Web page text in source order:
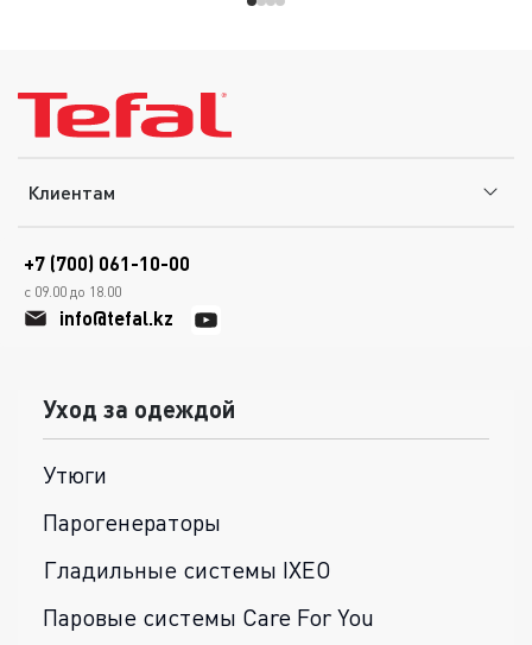
Клиентам
+7 (700) 061-10-00
с 09.00 до 18.00
info@tefal.kz
Уход за одеждой
Утюги
Парогенераторы
Гладильные системы IXEO
Паровые системы Care For You